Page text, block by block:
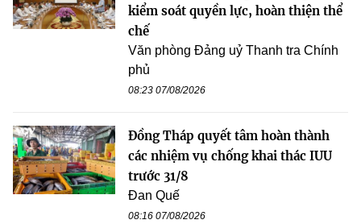
kiểm soát quyền lực, hoàn thiện thể
chế
Văn phòng Đảng uỷ Thanh tra Chính
phủ
08:23 07/08/2026
Đồng Tháp quyết tâm hoàn thành
các nhiệm vụ chống khai thác IUU
trước 31/8
Đan Quế
08:16 07/08/2026